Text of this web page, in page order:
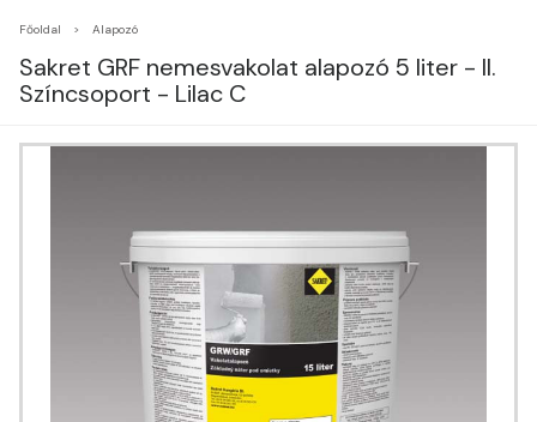
Főoldal Alapozó
Sakret GRF nemesvakolat alapozó 5 liter - II.
Színcsoport - Lilac C